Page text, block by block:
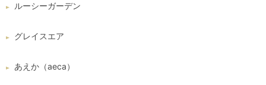
ルーシーガーデン
グレイスエア
あえか（aeca）